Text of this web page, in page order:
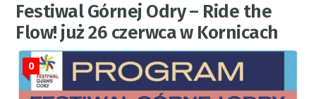
Festiwal Górnej Odry – Ride the
Flow! już 26 czerwca w Kornicach
0